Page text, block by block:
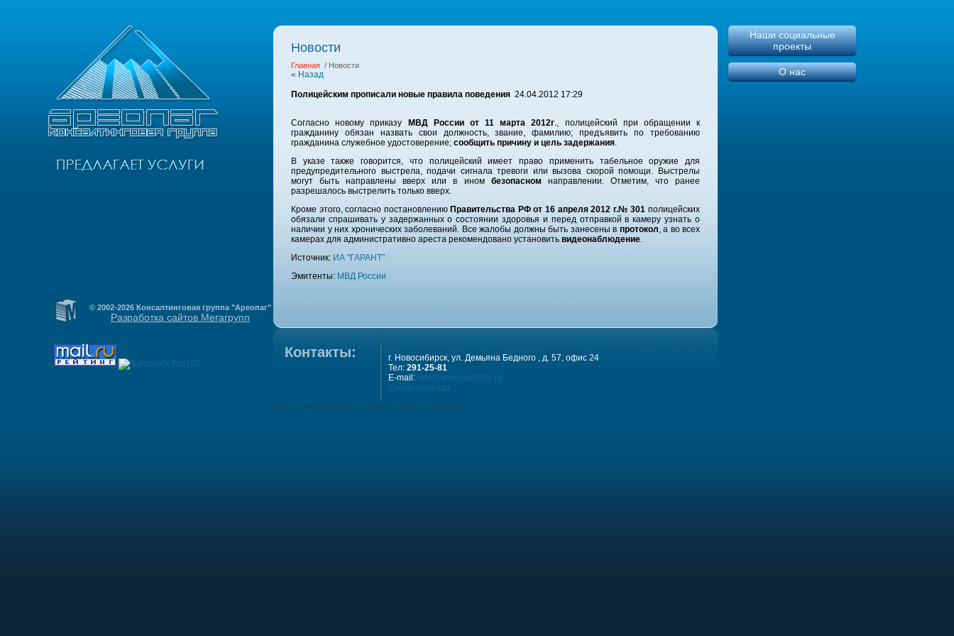
Новости
Главная / Новости
« Назад
Полицейским прописали новые правила поведения 24.04.2012 17:29
Согласно новому приказу МВД России от 11 марта 2012г., полицейский при обращении к
гражданину обязан назвать свои должность, звание, фамилию; предъявить по требованию
гражданина служебное удостоверение; сообщить причину и цель задержания.
В указе также говорится, что полицейский имеет право применить табельное оружие для
предупредительного выстрела, подачи сигнала тревоги или вызова скорой помощи. Выстрелы
могут быть направлены вверх или в ином безопасном направлении. Отметим, что ранее
разрешалось выстрелить только вверх.
Кроме этого, согласно постановлению Правительства РФ от 16 апреля 2012 г.№ 301полицейских
обязали спрашивать у задержанных о состоянии здоровья и перед отправкой в камеру узнать о
наличии у них хронических заболеваний. Все жалобы должны быть занесены в протокол, а во всех
камерах для административно ареста рекомендовано установить видеонаблюдение.
Источник: ИА "ГАРАНТ"
Эмитенты: МВД России
© 2002-2026 Консалтинговая группа "Ареопаг"
Разработка сайтов Мегагрупп
Контакты:
г. Новосибирск, ул. Демьяна Бедного , д. 57, офис 24
Тел: 291-25-81
E-mail: info@areopag2002.ru
Схема проезда
Новости г. Новосибирск Консалтинговая группа Ареопаг
Наши социальные
проекты
О нас